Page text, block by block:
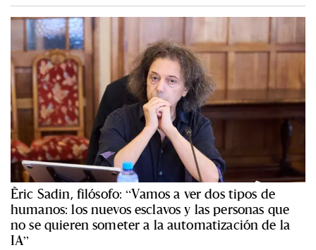
Èric Sadin, filósofo: “Vamos a ver dos tipos de
humanos: los nuevos esclavos y las personas que
no se quieren someter a la automatización de la
IA”